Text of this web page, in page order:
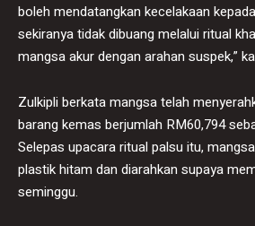
boleh mendatangkan kecelakaan
sekiranya tidak dibuang melalui ritual
mangsa akur dengan arahan suspek,”
Zulkipli berkata mangsa telah
barang kemas berjumlah RM60,794
Selepas upacara ritual palsu itu,
plastik hitam dan diarahkan supaya
seminggu.